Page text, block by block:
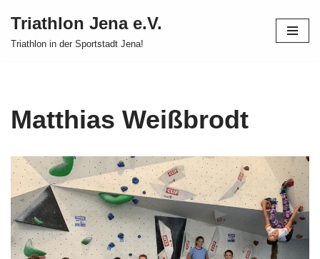
Zum
Triathlon Jena e.V.
Triathlon in der Sportstadt Jena!
Matthias Weißbrodt